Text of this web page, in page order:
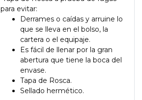
para evitar:
Derrames o caídas y arruine lo
que se lleva en el bolso, la
cartera o el equipaje.
Es fácil de llenar por la gran
abertura que tiene la boca del
envase.
Tapa de Rosca.
Sellado hermético.